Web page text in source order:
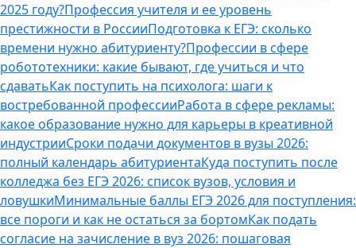
2025 году?Профессия учителя и ее уровень
престижности в РоссииПодготовка к ЕГЭ: сколько
времени нужно абитуриенту?Профессии в сфере
робототехники: какие бывают, где учиться и что
сдаватьКак поступить на психолога: шаги к
востребованной профессииРабота в сфере рекламы:
какое образование нужно для карьеры в креативной
индустрииСроки подачи документов в вузы 2026:
полный календарь абитуриентаКуда поступить после
колледжа без ЕГЭ 2026: список вузов, условия и
ловушкиМинимальные баллы ЕГЭ 2026 для поступления:
все пороги и как не остаться за бортомКак подать
согласие на зачисление в вуз 2026: пошаговая